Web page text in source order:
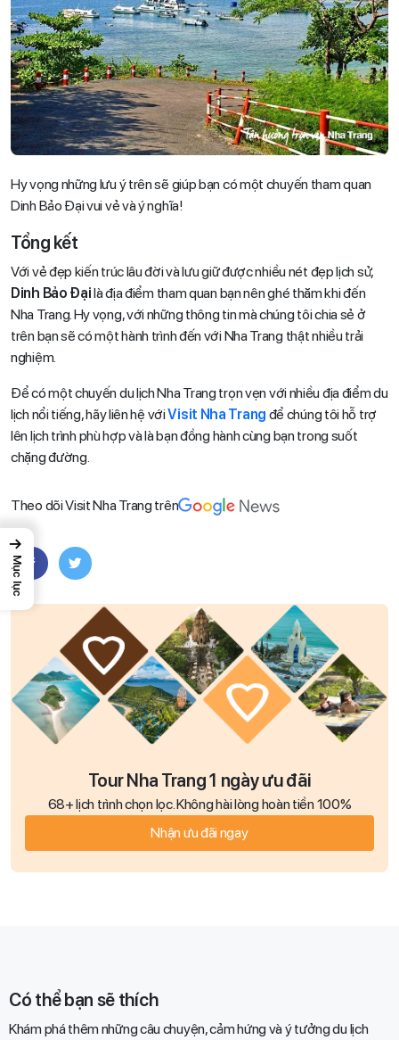
Hy vọng những lưu ý trên sẽ giúp bạn có một chuyến tham quan
Dinh Bảo Đại vui vẻ và ý nghĩa!
Tổng kết
Với vẻ đẹp kiến trúc lâu đời và lưu giữ được nhiều nét đẹp lịch sử,
Dinh Bảo Đạilà địa điểm tham quan bạn nên ghé thăm khi đến
Nha Trang. Hy vọng, với những thông tin mà chúng tôi chia sẻ ở
trên bạn sẽ có một hành trình đến với Nha Trang thật nhiều trải
nghiệm.
Để có một chuyến du lịch Nha Trang trọn vẹn với nhiều địa điểm du
lịch nổi tiếng, hãy liên hệ vớiVisit Nha Trang để chúng tôi hỗ trợ
lên lịch trình phù hợp và là bạn đồng hành cùng bạn trong suốt
chặng đường.
Theo dõi Visit Nha Trang trên
Tour Nha Trang 1 ngày ưu đãi
68+ lịch trình chọn lọc. Không hài lòng hoàn tiền 100%
Nhận ưu đãi ngay
Có thể bạn sẽ thích
Khám phá thêm những câu chuyện, cảm hứng và ý tưởng du lịch
→
Mục lục